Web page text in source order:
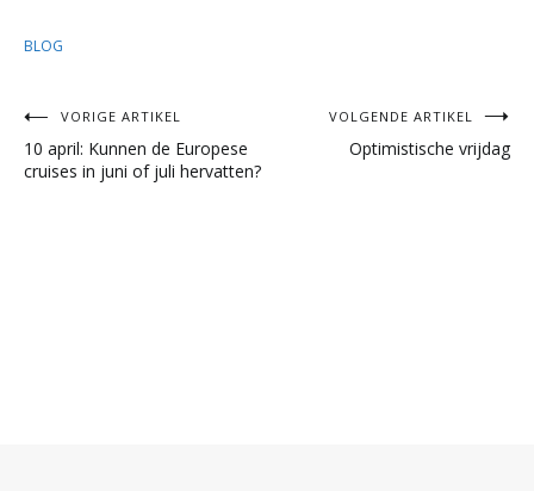
BLOG
Bericht
navigatie
VORIGE ARTIKEL
10 april: Kunnen de Europese
cruises in juni of juli hervatten?
VOLGENDE ARTIKEL
Optimistische vrijdag